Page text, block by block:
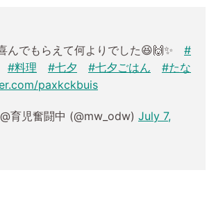
んでもらえて何よりでした😆🙌✨ #
#料理 #七夕 #七夕ごはん
#たな
paxkckbuis
育児奮闘中 (@mw_odw) July 7,